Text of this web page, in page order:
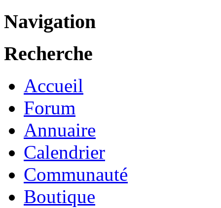
Navigation
Recherche
Accueil
Forum
Annuaire
Calendrier
Communauté
Boutique